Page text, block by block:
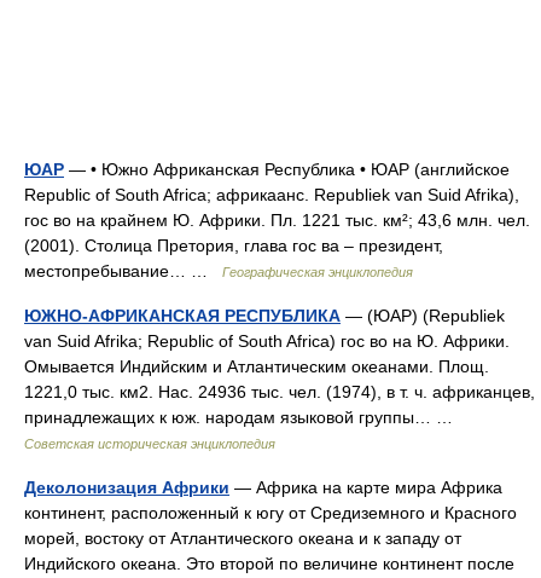
ЮАР — • Южно Африканская Республика • ЮАР (английское
Republic of South Africa; африкаанс. Republiek van Suid Afrika),
гос во на крайнем Ю. Африки. Пл. 1221 тыс. км²; 43,6 млн. чел.
(2001). Столица Претория, глава гос ва – президент,
местопребывание… …
Географическая энциклопедия
ЮЖНО-АФРИКАНСКАЯ РЕСПУБЛИКА — (ЮАР) (Republiek
van Suid Afrika; Republic of South Africa) гос во на Ю. Африки.
Омывается Индийским и Атлантическим океанами. Площ.
1221,0 тыс. км2. Нас. 24936 тыс. чел. (1974), в т. ч. африканцев,
принадлежащих к юж. народам языковой группы… …
Советская историческая энциклопедия
Деколонизация Африки — Африка на карте мира Африка
континент, расположенный к югу от Средиземного и Красного
морей, востоку от Атлантического океана и к западу от
Индийского океана. Это второй по величине континент после